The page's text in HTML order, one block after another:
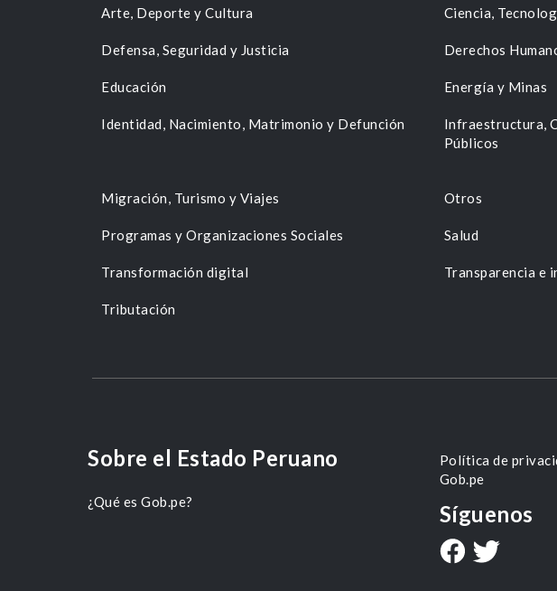
Arte, Deporte y Cultura Ciencia,
Defensa, Seguridad y Justicia Derechos
Educación Energía y Minas
Identidad, Nacimiento, Matrimonio y Defunción
Infraestructura,
Públicos
Migración, Turismo y Viajes Otros
Programas y Organizaciones Sociales Salud
Transformación digital Transparencia e
Tributación
Sobre el Estado Peruano
¿Qué es Gob.pe?
Política de
Gob.pe
Síguenos